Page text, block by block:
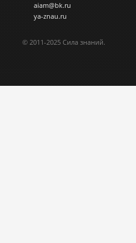
aiam@bk.ru
ya-znau.ru
© 2011-2025 Сила знаний.